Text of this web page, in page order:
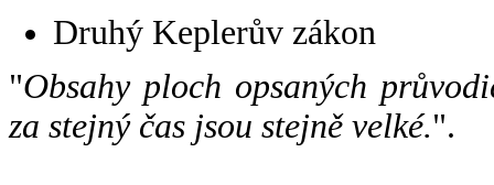
Druhý Keplerův zákon
"Obsahy ploch opsaných
za stejný čas jsou stejně velké.".